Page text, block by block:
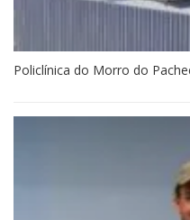
Policlínica do Morro do